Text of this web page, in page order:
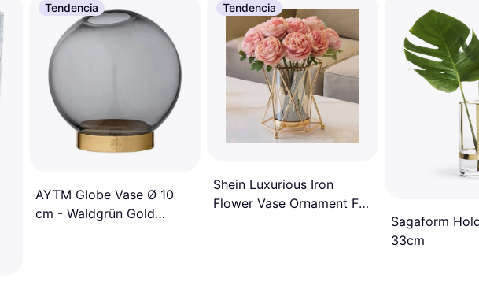
Tendencia
AYTM Globe Vase Ø 10
cm - Waldgrün Gold
Tendencia
Shein Luxurious Iron
Flower Vase Ornament For
Sagaform
33cm